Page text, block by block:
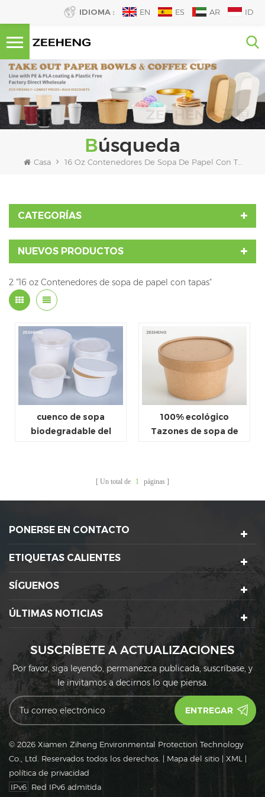
IDIOMA : EN ES AR ID
Búsqueda
Casa 16 Oz Contenedores De Sopa De Papel Con Tapas
CATEGORÍAS
NUEVOS PRODUCTOS
2 "16 oz Contenedores de sopa de papel con tapas"
cuenco de sopa
biodegradable del
100% ecológico
Tazones de sopa de
Un total de 1 páginas
PONERSE EN CONTACTO
ETIQUETAS CALIENTES
SÍGUENOS
ÚLTIMAS NOTICIAS
SUSCRÍBETE A ACTUALIZACIONES
Por favor, siga leyendo, permanezca publicada, suscríbase, y
le invitamos a decirnos lo que piensa.
© 2026 Xiamen Ziheng Environmental Protection Technology
Co., Ltd. Reservados todos los derechos. | Mapa del sitio | XML |
política de privacidad
IPv6 Red IPv6 admitida